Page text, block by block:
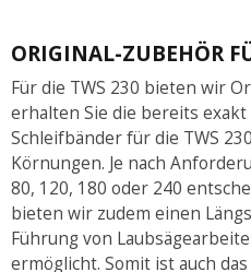
ORIGINAL-ZUBEHÖR
Für die TWS 230 bieten wir
erhalten Sie die bereits
Schleifbänder für die TWS
Körnungen. Je nach
80, 120, 180 oder 240
bieten wir zudem einen
Führung von
ermöglicht. Somit ist auch